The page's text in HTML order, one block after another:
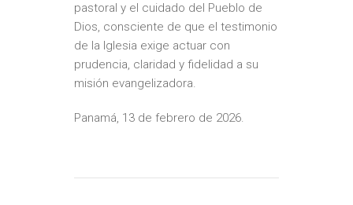
pastoral y el cuidado del Pueblo de
Dios, consciente de que el testimonio
de la Iglesia exige actuar con
prudencia, claridad y fidelidad a su
misión evangelizadora.
Panamá, 13 de febrero de 2026.